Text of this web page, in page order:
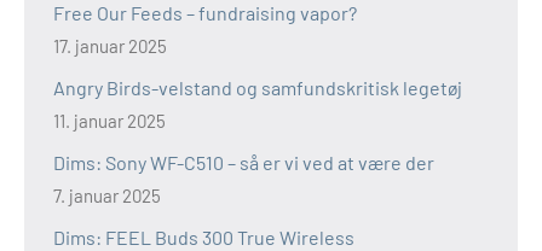
Free Our Feeds – fundraising vapor?
17. januar 2025
Angry Birds-velstand og samfundskritisk legetøj
11. januar 2025
Dims: Sony WF-C510 – så er vi ved at være der
7. januar 2025
Dims: FEEL Buds 300 True Wireless